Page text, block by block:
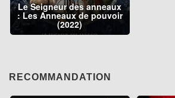
Le Seigneur des anneaux
: Les Anneaux de pouvoir
(2022)
RECOMMANDATION